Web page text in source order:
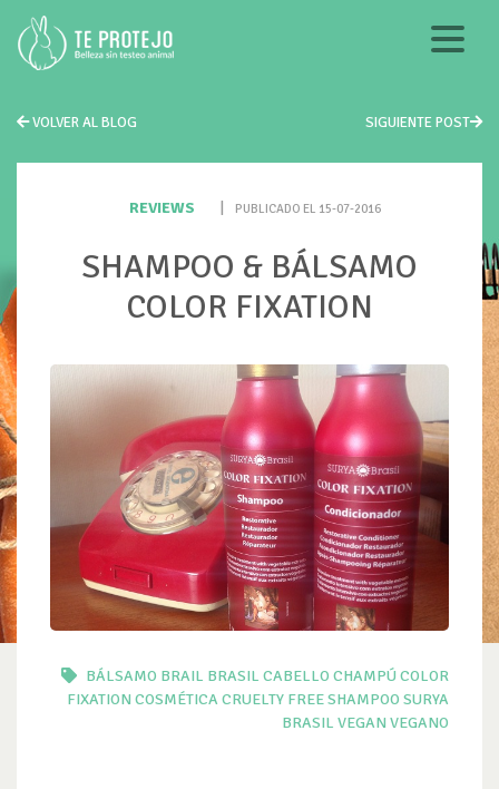
VOLVER AL BLOG SIGUIENTE POST
REVIEWS PUBLICADO EL 15-07-2016
SHAMPOO & BÁLSAMO
COLOR FIXATION
BÁLSAMO BRAIL BRASIL CABELLO CHAMPÚ COLOR
FIXATION COSMÉTICA CRUELTY FREESHAMPOO SURYA
BRASIL VEGAN VEGANO